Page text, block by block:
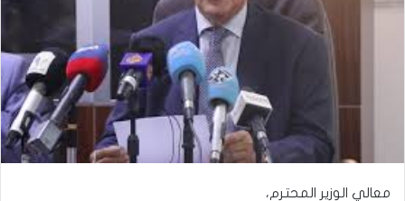
معالي الوزير المحترم،